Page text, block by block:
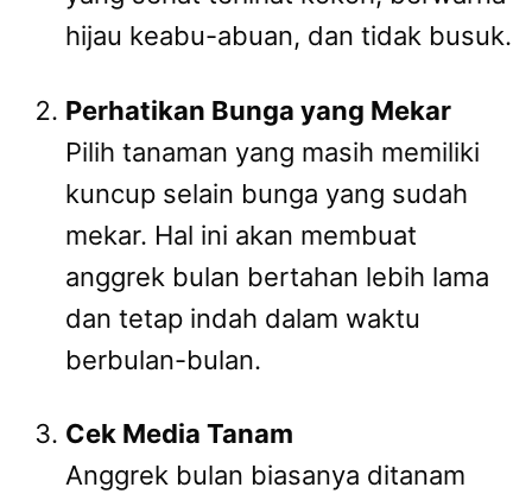
hijau keabu-abuan, dan tidak busuk.
Perhatikan Bunga yang Mekar
Pilih tanaman yang masih memiliki
kuncup selain bunga yang sudah
mekar. Hal ini akan membuat
anggrek bulan bertahan lebih lama
dan tetap indah dalam waktu
berbulan-bulan.
Cek Media Tanam
Anggrek bulan biasanya ditanam